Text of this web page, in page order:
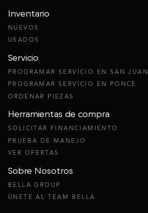
Inventario
NUEVOS
USADOS
Servicio
PROGRAMAR SERVICIO EN SAN JUAN
PROGRAMAR SERVICIO EN PONCE
ORDENAR PIEZAS
Herramientas de compra
SOLICITAR FINANCIAMIENTO
PRUEBA DE MANEJO
VER OFERTAS
Sobre Nosotros
BELLA GROUP
ÚNETE AL TEAM BELLA